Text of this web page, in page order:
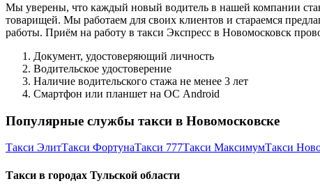
Мы уверены, что каждый новый водитель в нашей компании
товарищей. Мы работаем для своих клиентов и стараемся
работы. Приём на работу в такси Экспресс в Новомосковск
Документ, удостоверяющий личность
Водительское удостоверение
Наличие водительского стажа не менее 3 лет
Смартфон или планшет на ОС Android
Популярные службы такси в Новомосковске
Такси ЭлитТакси ФортунаТакси 777Такси МаксимумТакси
Такси в городах Тульской области